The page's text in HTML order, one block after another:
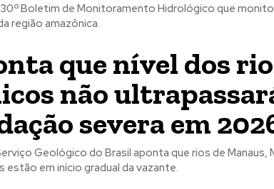
Boletim de Monitoramento Hidrológico que
região amazônica.
que nível dos
não
severa em
Geológico do Brasil aponta que rios de Manaus,
estão em início gradual da vazante.